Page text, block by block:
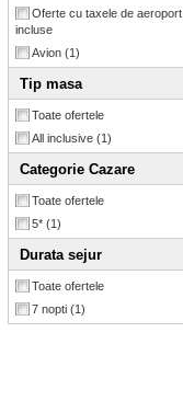
Oferte cu taxele de aeroport
incluse
Avion (1)
Tip masa
Toate ofertele
All inclusive (1)
Categorie Cazare
Toate ofertele
5* (1)
Durata sejur
Toate ofertele
7 nopti (1)